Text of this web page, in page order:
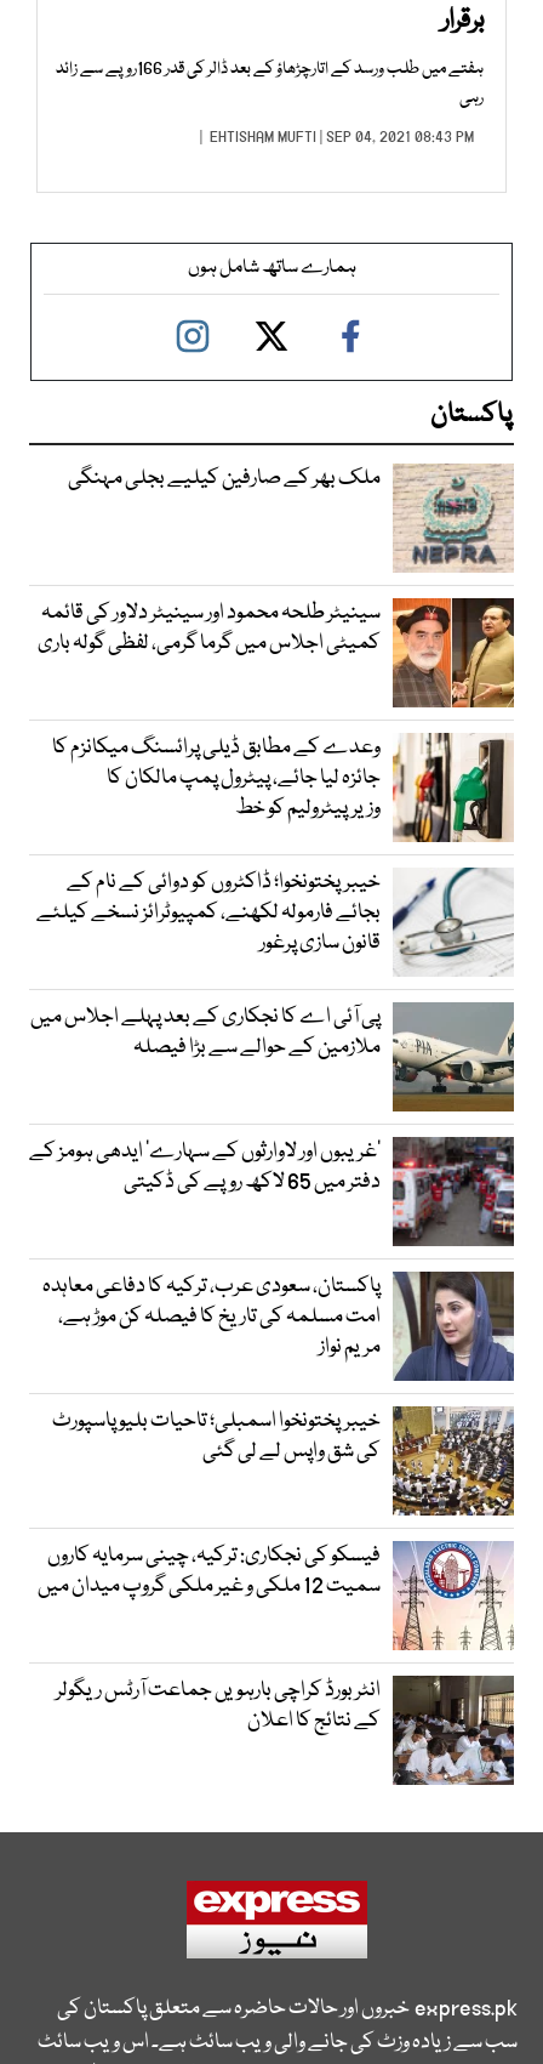
برقرار
ہفتے میں طلب ورسد کے اتارچڑھاؤ کے بعد ڈالر کی قدر 166روپے سے زائد
رہی
EHTISHAM MUFTI | SEP 04, 2021 08:43 PM |
ہمارے ساتھ شامل ہوں
پاکستان
ملک بھر کے صارفین کیلیے بجلی مہنگی
سینیٹر طلحہ محمود اور سینیٹر دلاور کی قائمہ
کمیٹی اجلاس میں گرما گرمی، لفظی گولہ باری
وعدے کے مطابق ڈیلی پرائسنگ میکانزم کا
جائزہ لیا جائے، پیٹرول پمپ مالکان کا
وزیرپیٹرولیم کو خط
خیبرپختونخوا؛ ڈاکٹروں کو دوائی کے نام کے
بجائے فارمولہ لکھنے، کمپیوٹرائز نسخے کیلئے
قانون سازی پرغور
پی آئی اے کا نجکاری کے بعد پہلے اجلاس میں
ملازمین کے حوالے سے بڑا فیصلہ
’غریبوں اور لاوارثوں کے سہارے‘ ایدھی ہومز کے
دفتر میں 65 لاکھ روپے کی ڈکیتی
پاکستان، سعودی عرب، ترکیہ کا دفاعی معاہدہ
امت مسلمہ کی تاریخ کا فیصلہ کن موڑ ہے،
مریم نواز
خیبرپختونخوا اسمبلی؛ تاحیات بلیو پاسپورٹ
کی شق واپس لے لی گئی
فیسکو کی نجکاری: ترکیہ، چینی سرمایہ کاروں
سمیت 12 ملکی و غیر ملکی گروپ میدان میں
انٹر بورڈ کراچی بارہویں جماعت آرٹس ریگولر
کے نتائج کا اعلان
express.pkخبروں اور حالات حاضرہ سے متعلق پاکستان کی
سب سے زیادہ وزٹ کی جانے والی ویب سائٹ ہے۔ اس ویب سائٹ